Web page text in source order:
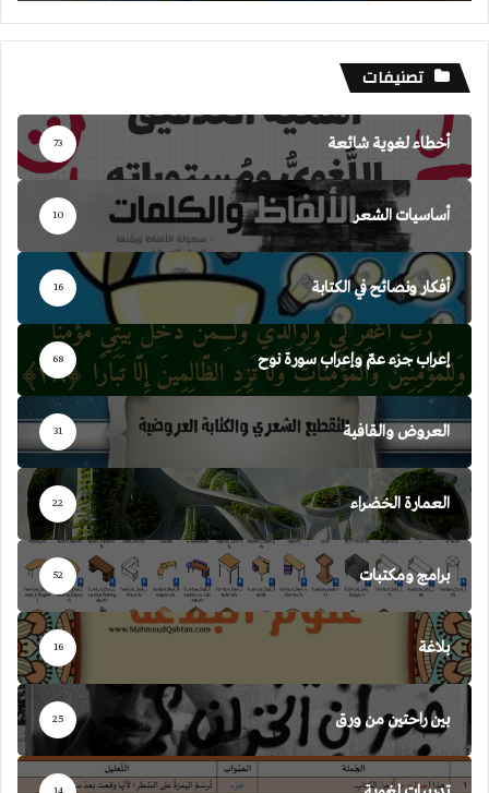
تصنيفات
أخطاء لغوية شائعة 73
أساسيات الشعر 10
أفكار ونصائح في الكتابة 16
إعراب جزء عمّ وإعراب سورة نوح 68
العروض والقافية 31
العمارة الخضراء 22
برامج ومكتبات 52
بلاغة 16
بين راحتين من ورق 25